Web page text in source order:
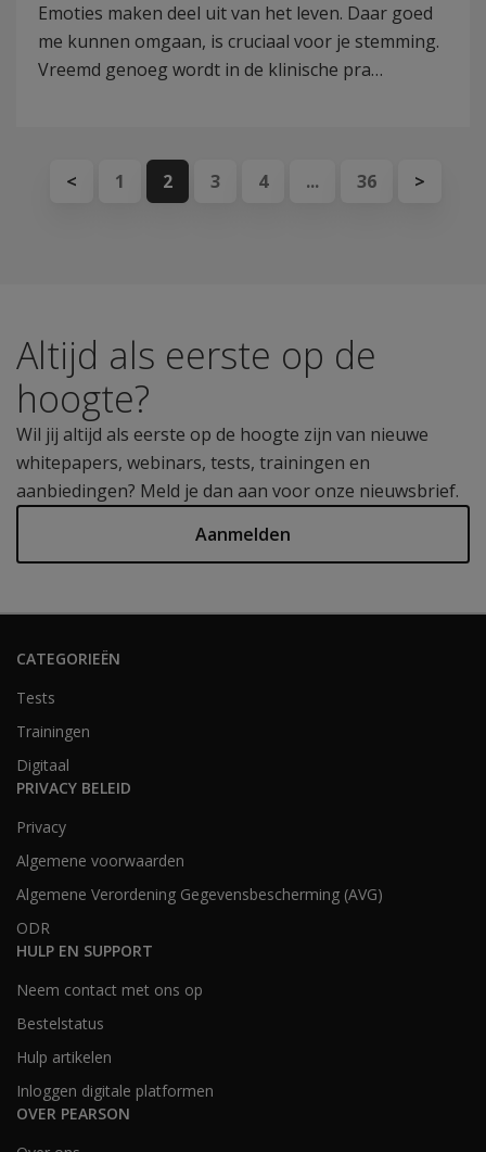
Emoties maken deel uit van het leven. Daar goed
me kunnen omgaan, is cruciaal voor je stemming.
Vreemd genoeg wordt in de klinische pra…
< 1 2 3 4 ... 36 >
Altijd als eerste op de
hoogte?
Wil jij altijd als eerste op de hoogte zijn van nieuwe
whitepapers, webinars, tests, trainingen en
aanbiedingen? Meld je dan aan voor onze nieuwsbrief.
Aanmelden
CATEGORIEËN
Tests
Trainingen
Digitaal
PRIVACY BELEID
Privacy
Algemene voorwaarden
Algemene Verordening Gegevensbescherming (AVG)
ODR
HULP EN SUPPORT
Neem contact met ons op
Bestelstatus
Hulp artikelen
Inloggen digitale platformen
OVER PEARSON